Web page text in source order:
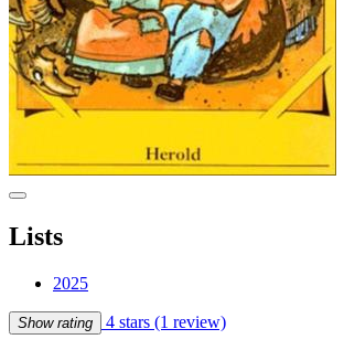
Lists
2025
Show rating 4 stars (1 review)